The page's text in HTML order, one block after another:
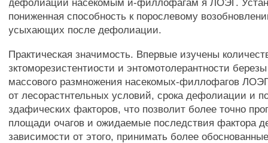
дефолиации насекомым и-филлофагам я ЛОЭГ.
пониженная способность к порослевому
усыхающих после дефолиации.
Практическая значимость. Впервые изучены
зктоморезистентиости и энтомотолерантности
массового размножения насекомых-филлофагов
от лесорастнтельных условий, срока дефолиации и
здафических факторов, что позволит более точно
площади очагов и ожидаемые последствия фактора
зависимости от этого, принимать более